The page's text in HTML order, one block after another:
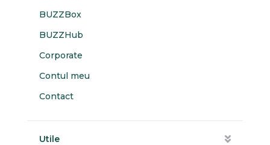
BUZZBox
BUZZHub
Corporate
Contul meu
Contact
Utile